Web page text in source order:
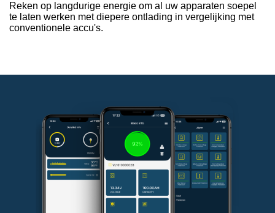
Reken op langdurige energie om al uw apparaten soepel
te laten werken met diepere ontlading in vergelijking met
conventionele accu's.